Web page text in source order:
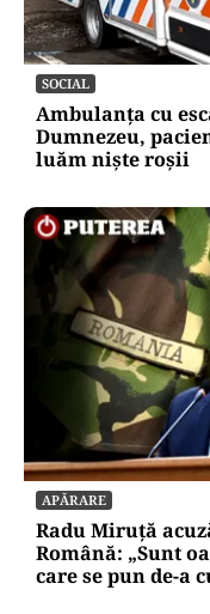
LIFESTYLE
Ce se pune la
crească de doi
dublează recolta
SOCIAL
Ambulanța cu
Dumnezeu,
luăm niște roșii